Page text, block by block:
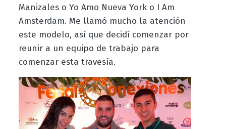
Manizales o Yo Amo Nueva York o I Am
Amsterdam. Me llamó mucho la atención
este modelo, así que decidí comenzar por
reunir a un equipo de trabajo para
comenzar esta travesía.